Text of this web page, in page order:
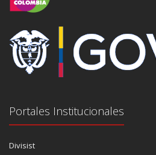
Portales Institucionales
Divisist